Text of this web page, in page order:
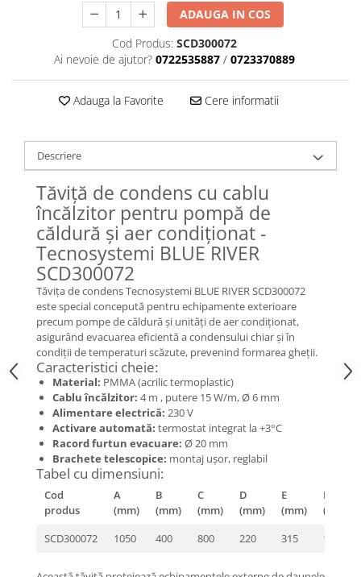
ADAUGA IN COS
Cod Produs: SCD300072
Ai nevoie de ajutor? 0722535887 / 0723370889
Adauga la Favorite Cere informatii
Descriere
Tăviță de condens cu cablu
încălzitor pentru pompă de
căldură și aer condiționat -
Tecnosystemi BLUE RIVER
SCD300072
Tăvița de condens Tecnosystemi BLUE RIVER SCD300072
este special concepută pentru echipamente exterioare
precum pompe de căldură și unități de aer condiționat,
asigurând evacuarea eficientă a condensului chiar și în
condiții de temperaturi scăzute, prevenind formarea gheții.
Caracteristici cheie:
Material: PMMA (acrilic termoplastic)
Cablu încălzitor: 4 m , putere 15 W/m, Ø 6 mm
Alimentare electrică: 230 V
Activare automată: termostat integrat la +3°C
Racord furtun evacuare: Ø 20 mm
Brachete telescopice: montaj ușor, reglabil
Tabel cu dimensiuni:
Cod
produs
A
(mm)
B
(mm)
C
(mm)
D
(mm)
E
(mm)
F
(mm)
SCD300072
1050 400 800 220 315 165